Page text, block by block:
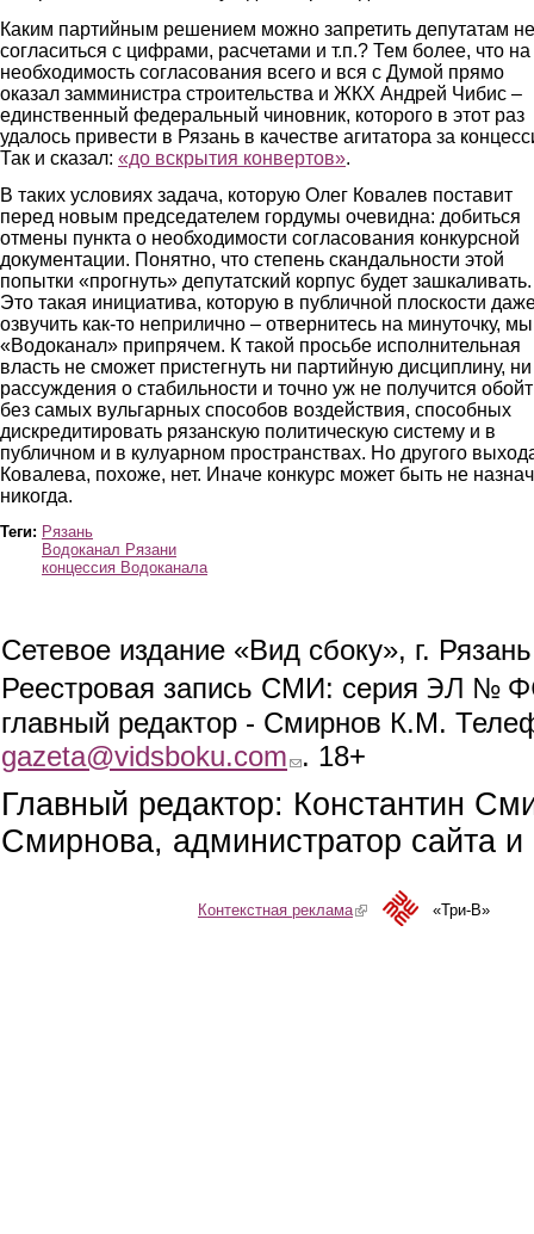
Каким партийным решением можно запретить депутатам не
согласиться с цифрами, расчетами и т.п.? Тем более, что на
необходимость согласования всего и вся с Думой прямо
оказал замминистра строительства и ЖКХ Андрей Чибис –
единственный федеральный чиновник, которого в этот раз
удалось привести в Рязань в качестве агитатора за
Так и сказал: «до вскрытия конвертов».
В таких условиях задача, которую Олег Ковалев поставит
перед новым председателем гордумы очевидна: добиться
отмены пункта о необходимости согласования конкурсной
документации. Понятно, что степень скандальности этой
попытки «прогнуть» депутатский корпус будет зашкаливать.
Это такая инициатива, которую в публичной плоскости
озвучить как-то неприлично – отвернитесь на минуточку, мы
«Водоканал» припрячем. К такой просьбе исполнительная
власть не сможет пристегнуть ни партийную дисциплину, ни
рассуждения о стабильности и точно уж не получится
без самых вульгарных способов воздействия, способных
дискредитировать рязанскую политическую систему и в
публичном и в кулуарном пространствах. Но другого
Ковалева, похоже, нет. Иначе конкурс может быть не
никогда.
Теги: Рязань
Водоканал Рязани
концессия Водоканала
Сетевое издание «Вид сбоку», г.
Реестровая запись СМИ: серия ЭЛ №
главный редактор - Смирнов К.М.
gazeta@vidsboku.com (link sends e-mail)
. 18+
Главный редактор: Константин
Смирнова, администратор сайта
Контекстная реклама(link is external)«Три-В»